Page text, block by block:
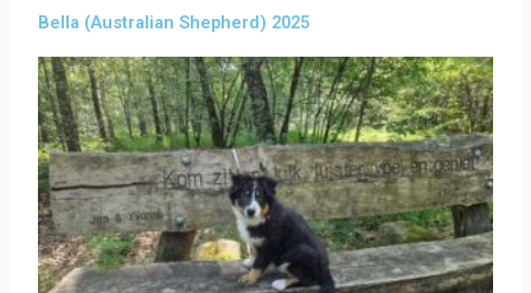
Bella (Australian Shepherd) 2025